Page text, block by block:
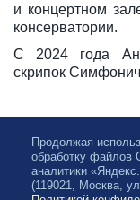
и концертном
консерватории.
С 2024 года
скрипок
Продолжая
обработку файлов
аналитики
(119021, Москва,